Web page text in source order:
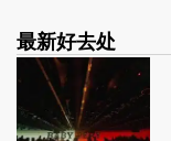
最新好去处